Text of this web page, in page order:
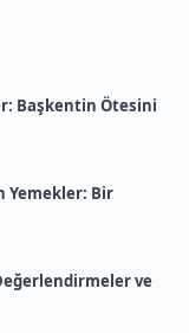
Başkentin Ötesini
Yemekler: Bir
ve